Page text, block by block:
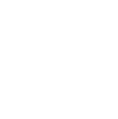
首轮毒贩阿泰
胎报仇”，“娘娘索命”等一连串